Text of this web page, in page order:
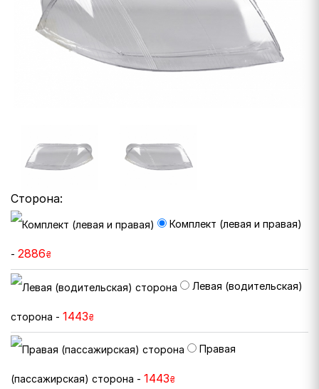
Сторона:
Комплект (левая и правая)
- 2886₴
Левая (водительская)
сторона - 1443₴
Правая
(пассажирская) сторона - 1443₴